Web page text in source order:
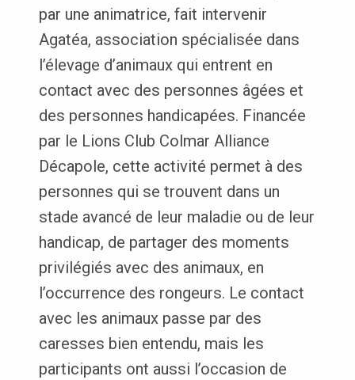
par une animatrice, fait intervenir
Agatéa, association spécialisée dans
l’élevage d’animaux qui entrent en
contact avec des personnes âgées et
des personnes handicapées. Financée
par le Lions Club Colmar Alliance
Décapole, cette activité permet à des
personnes qui se trouvent dans un
stade avancé de leur maladie ou de leur
handicap, de partager des moments
privilégiés avec des animaux, en
l’occurrence des rongeurs. Le contact
avec les animaux passe par des
caresses bien entendu, mais les
participants ont aussi l’occasion de